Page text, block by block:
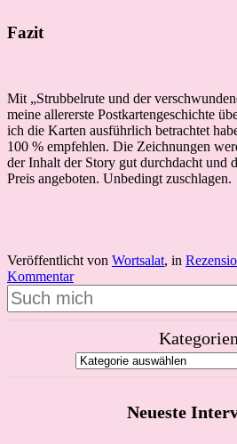
Fazit
Mit „Strubbelrute und der
meine allererste Postkartengeschichte
ich die Karten ausführlich betrachtet
100 % empfehlen. Die Zeichnungen
der Inhalt der Story gut durchdacht und
Preis angeboten. Unbedingt zuschlagen.
Veröffentlicht von Wortsalat, in
Kommentar
Suchen
Kategorien
Neueste